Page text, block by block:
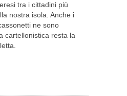
tra i cittadini più
nostra isola. Anche i
ne sono
cartellonistica resta la